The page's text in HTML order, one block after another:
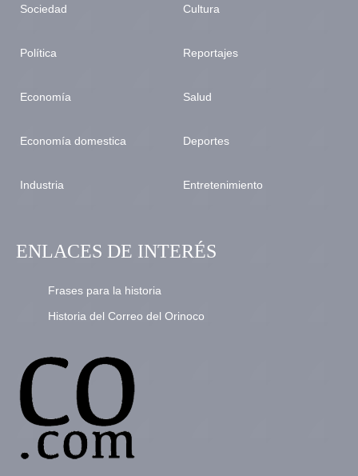
Sociedad
Política
Economía
Economía domestica
Industria
Cultura
Reportajes
Salud
Deportes
Entretenimiento
ENLACES DE INTERÉS
Frases para la historia
Historia del Correo del Orinoco